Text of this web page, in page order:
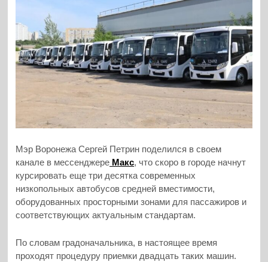
Мэр Воронежа Сергей Петрин поделился в своем
канале в мессенджере Макс, что скоро в городе начнут
курсировать еще три десятка современных
низкопольных автобусов средней вместимости,
оборудованных просторными зонами для пассажиров и
соответствующих актуальным стандартам.
По словам градоначальника, в настоящее время
проходят процедуру приемки двадцать таких машин.